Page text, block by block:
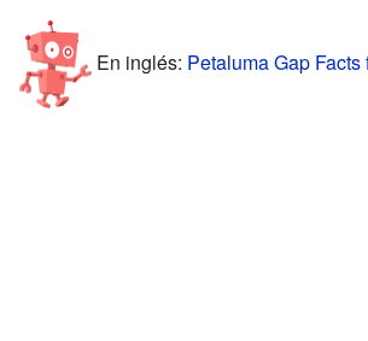
En inglés: Petaluma Gap Facts